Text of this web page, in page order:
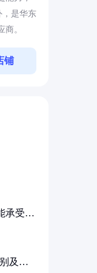
，是华东
。
铺
承受多
及其